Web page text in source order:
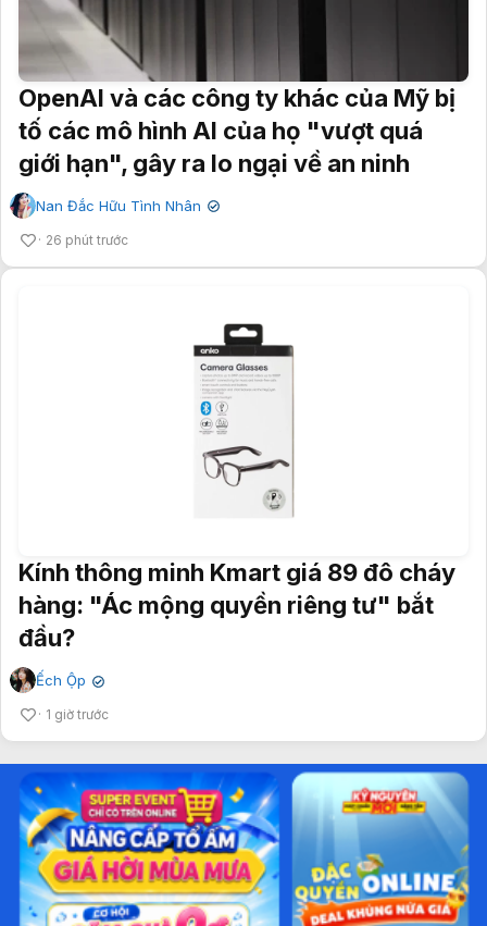
OpenAI và các công ty khác của Mỹ bị
tố các mô hình AI của họ "vượt quá
giới hạn", gây ra lo ngại về an ninh
Nan Đắc Hữu Tình Nhân ✔
26 phút trước
Kính thông minh Kmart giá 89 đô cháy
hàng: "Ác mộng quyền riêng tư" bắt
đầu?
Ếch Ộp ✔
1 giờ trước